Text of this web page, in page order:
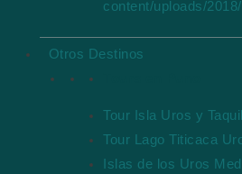
Otros Destinos
Tour Isla Uros y
Tour Lago Titicaca
Islas de los Uros